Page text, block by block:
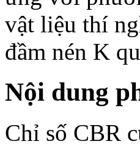
vật liệu thí
đầm nén K
Nội dung
Chỉ số CBR